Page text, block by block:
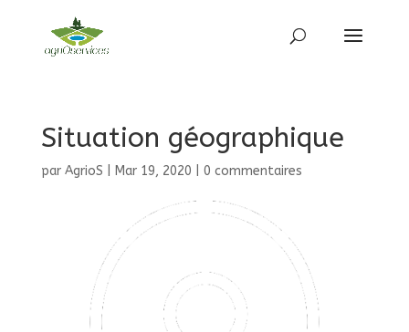
Situation géographique
par AgrioS Mar 19, 2020 0 commentaires